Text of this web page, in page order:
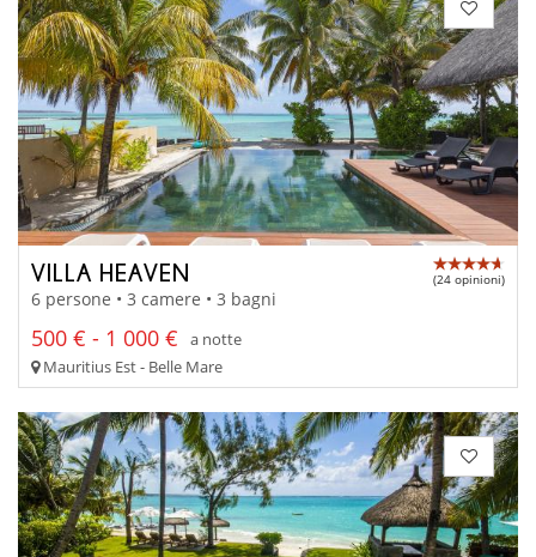
VILLA HEAVEN (24 opinioni)
6 persone • 3 camere • 3 bagni
500 € - 1 000 €
a notte
Mauritius Est - Belle Mare